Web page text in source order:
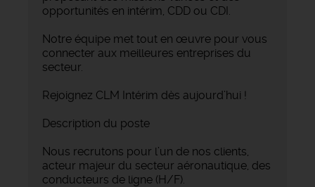
opportunités en intérim, CDD ou CDI.
Notre équipe met tout en œuvre pour vous
connecter aux meilleures entreprises du
secteur.
Rejoignez CLM Intérim dès aujourd’hui !
Description du poste
Nous recrutons pour l’un de nos clients,
acteur majeur du secteur aéronautique, des
conducteurs de ligne (H/F).